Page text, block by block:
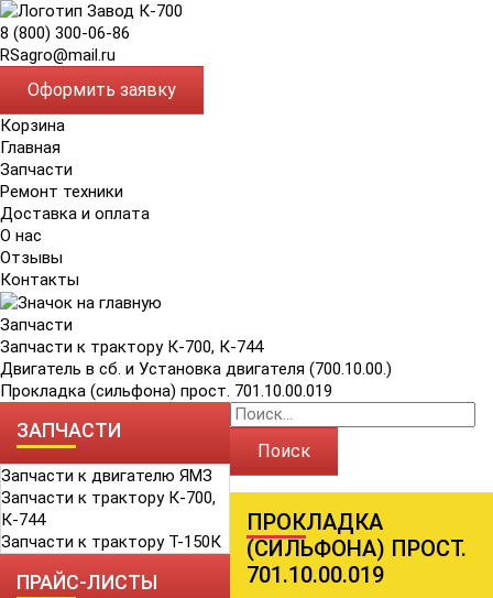
8 (800) 300-06-86
RSagro@mail.ru
Оформить заявку
Корзина
Главная
Запчасти
Ремонт техники
Доставка и оплата
О нас
Отзывы
Контакты
Запчасти
Запчасти к трактору К-700, К-744
Двигатель в сб. и Установка двигателя (700.10.00.)
Прокладка (сильфона) прост. 701.10.00.019
ЗАПЧАСТИ
Запчасти к двигателю ЯМЗ
Запчасти к трактору К-700,
К-744
Запчасти к трактору Т-150К
ПРАЙС-ЛИСТЫ
Поиск
ПРОКЛАДКА
(СИЛЬФОНА) ПРОСТ.
701.10.00.019